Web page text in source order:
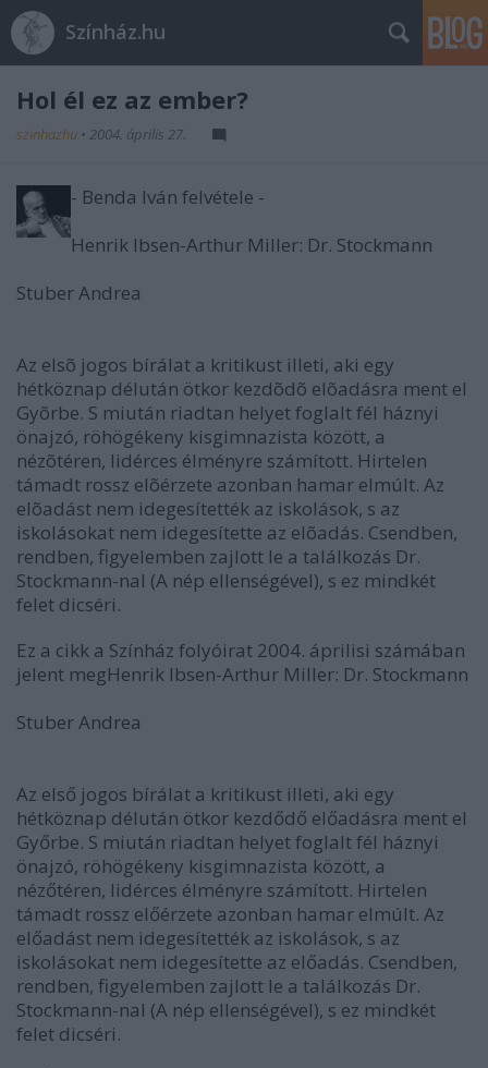
Színház.hu
Hol él ez az ember?
szinhazhu • 2004. április 27.
- Benda Iván felvétele -
Henrik Ibsen-Arthur Miller: Dr. Stockmann
Stuber Andrea
Az elsõ jogos bírálat a kritikust illeti, aki egy
hétköznap délután ötkor kezdõdõ elõadásra ment el
Gyõrbe. S miután riadtan helyet foglalt fél háznyi
önajzó, röhögékeny kisgimnazista között, a
nézõtéren, lidérces élményre számított. Hirtelen
támadt rossz elõérzete azonban hamar elmúlt. Az
elõadást nem idegesítették az iskolások, s az
iskolásokat nem idegesítette az elõadás. Csendben,
rendben, figyelemben zajlott le a találkozás Dr.
Stockmann-nal (A nép ellenségével), s ez mindkét
felet dicséri.
Ez a cikk a Színház folyóirat 2004. áprilisi számában
jelent megHenrik Ibsen-Arthur Miller: Dr. Stockmann
Stuber Andrea
Az első jogos bírálat a kritikust illeti, aki egy
hétköznap délután ötkor kezdődő előadásra ment el
Győrbe. S miután riadtan helyet foglalt fél háznyi
önajzó, röhögékeny kisgimnazista között, a
nézőtéren, lidérces élményre számított. Hirtelen
támadt rossz előérzete azonban hamar elmúlt. Az
előadást nem idegesítették az iskolások, s az
iskolásokat nem idegesítette az előadás. Csendben,
rendben, figyelemben zajlott le a találkozás Dr.
Stockmann-nal (A nép ellenségével), s ez mindkét
felet dicséri.